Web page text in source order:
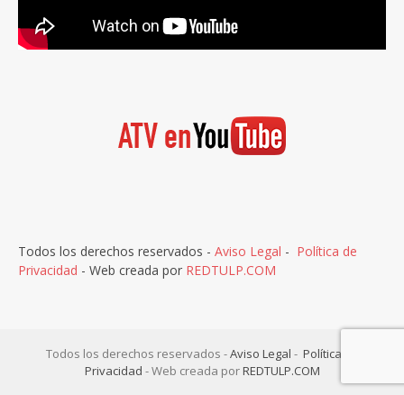
Todos los derechos reservados - Aviso Legal - Política de
Privacidad - Web creada por REDTULP.COM
Todos los derechos reservados -Aviso Legal - Política de
Privacidad - Web creada porREDTULP.COM